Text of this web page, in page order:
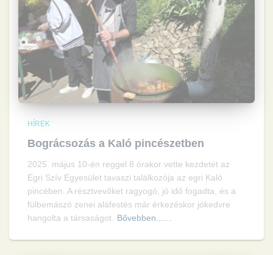
HÍREK
Bográcsozás a Kaló pincészetben
2025. május 10-én reggel 8 órakor vette kezdetét az
Egri Szív Egyesület tavaszi találkozója az egri Kaló
pincében. A résztvevőket ragyogó, jó idő fogadta, és a
fülbemászó zenei aláfestés már érkezéskor jókedvre
hangolta a társaságot. Bővebben...…